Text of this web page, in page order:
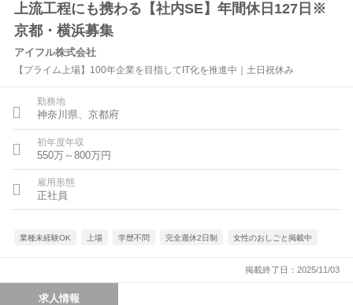
上流工程にも携わる【社内SE】年間休日127日※
京都・横浜募集
アイフル株式会社
【プライム上場】100年企業を目指してIT化を推進中｜土日祝休み
勤務地
神奈川県、京都府
初年度年収
550万～800万円
雇用形態
正社員
業種未経験OK 上場 学歴不問 完全週休2日制 女性のおしごと掲載中
掲載終了日：2025/11/03
求人情報